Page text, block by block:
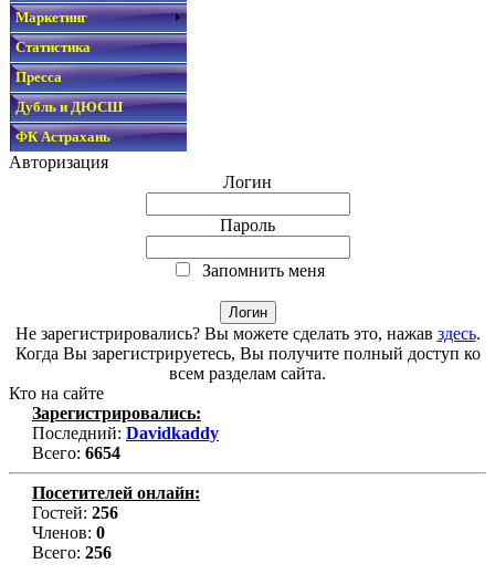
Маркетинг
Статистика
Пресса
Дубль и ДЮСШ
ФК Астрахань
Авторизация
Логин
Пароль
Запомнить меня
Не зарегистрировались? Вы можете сделать это, нажав здесь.
Когда Вы зарегистрируетесь, Вы получите полный доступ ко
всем разделам сайта.
Кто на сайте
Зарегистрировались:
Последний: Davidkaddy
Всего: 6654
Посетителей онлайн:
Гостей: 256
Членов: 0
Всего: 256